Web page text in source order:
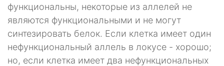
функциональны, некото­рые из аллелей не
являются функциональными и не могут
синтезировать белок. Если клетка имеет один
нефункциональный аллель в локусе - хо­рошо;
но, если клетка имеет два нефункциональных